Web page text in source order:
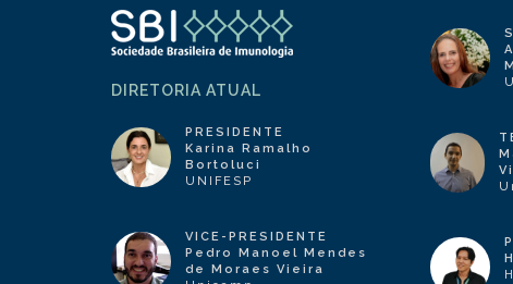
DIRETORIA ATUAL
PRESIDENTE
Karina Ramalho
Bortoluci
UNIFESP
VICE-PRESIDENTE
Pedro Manoel Mendes
de Moraes Vieira